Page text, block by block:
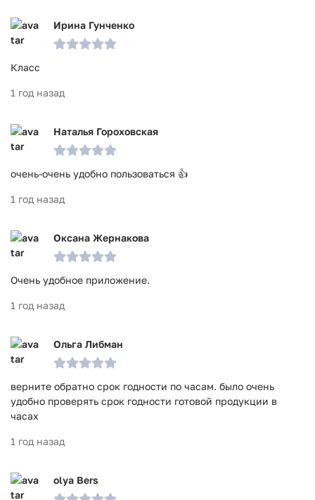
Ирина Гунченко
Класс
1 год назад
Наталья Гороховская
очень-очень удобно пользоваться 👍
1 год назад
Оксана Жернакова
Очень удобное приложение.
1 год назад
Ольга Либман
верните обратно срок годности по часам. было очень
удобно проверять срок годности готовой продукции в
часах
1 год назад
olya Bers